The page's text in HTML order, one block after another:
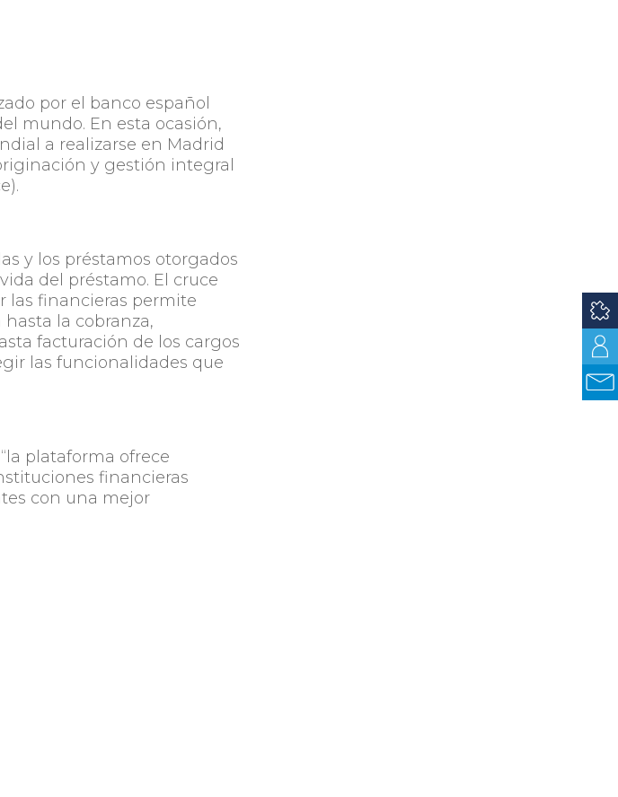
por el banco español
mundo. En esta ocasión,
a realizarse en Madrid
y gestión integral
y los préstamos otorgados
del préstamo. El cruce
las financieras permite
la cobranza,
facturación de los cargos
las funcionalidades que
plataforma ofrece
financieras
con una mejor